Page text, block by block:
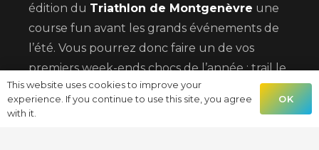
édition du Triathlon de Montgenèvre une
course fun avant les grands événements de
l’été. Vous pourrez donc faire un de vos
premiers week-ends chocs de l’année : trail le
vendredi et triathlon ou duathlon des neiges
Le petit plus vous avez tout le week-end
This website uses cookies to improve your
experience. If you continue to use this site, you agree
with it.
OK